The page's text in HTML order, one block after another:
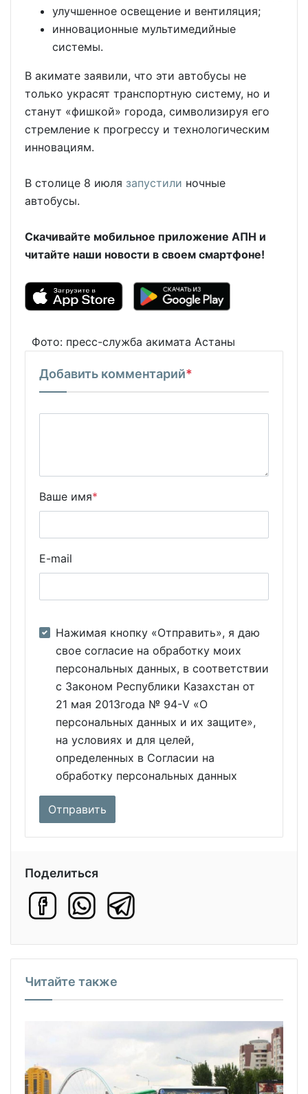
улучшенное освещение и вентиляция;
инновационные мультимедийные
системы.
В акимате заявили, что эти автобусы не
только украсят транспортную систему, но и
станут «фишкой» города, символизируя его
стремление к прогрессу и технологическим
инновациям.
В столице 8 июля запустили ночные
автобусы.
Скачивайте мобильное приложение АПН и
читайте наши новости в своем смартфоне!
Фото: пресс-служба акимата Астаны
Добавить комментарий*
Ваше имя*
E-mail
Нажимая кнопку «Отправить», я даю
свое согласие на обработку моих
персональных данных, в соответствии
с Законом Республики Казахстан от
21 мая 2013года № 94-V «О
персональных данных и их защите»,
на условиях и для целей,
определенных в Согласии на
обработку персональных данных
Поделиться
Читайте также